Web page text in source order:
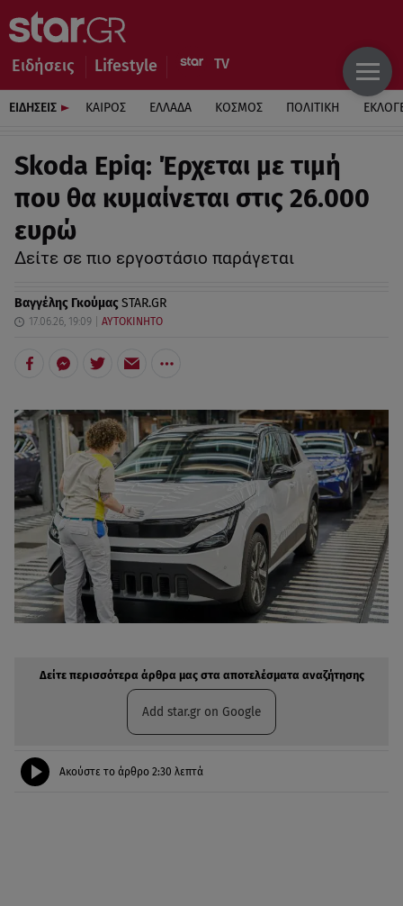
Ειδήσεις Lifestyle
ΕΙΔΗΣΕΙΣ ΚΑΙΡΟΣ ΕΛΛΑΔΑ ΚΟΣΜΟΣ ΠΟΛΙΤΙΚΗ
Skoda Epiq: Έρχεται με τιμή
που θα κυμαίνεται στις 26.000
ευρώ
Δείτε σε πιο εργοστάσιο παράγεται
Βαγγέλης ΓκούμαςSTAR.GR
17.06.26, 19:09 ΑΥΤΟΚΙΝΗΤΟ
Δείτε περισσότερα άρθρα μας στα αποτελέσματα αναζήτησης
Add star.gr on Google
Ακούστε το άρθρο 2:30 λεπτά